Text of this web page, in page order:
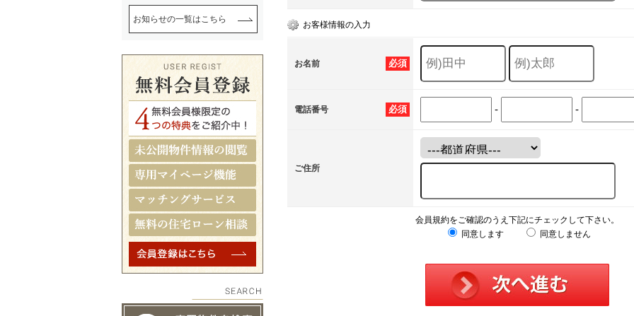
お客様情報の入力
必須
お名前
必須
電話番号 - -
ご住所
会員規約をご確認のうえ下記にチェックして下さい。
同意します
同意しません
お知らせの一覧はこちら